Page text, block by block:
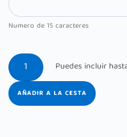
Numero de 15 caracteres
AÑADIR A LA CESTA